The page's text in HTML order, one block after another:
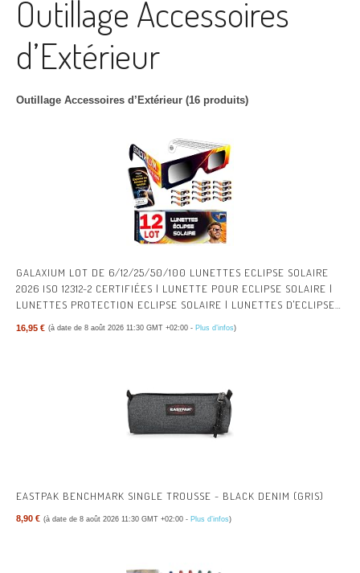
Outillage Accessoires
d’Extérieur
Outillage Accessoires d’Extérieur (16 produits)
GALAXIUM LOT DE 6/12/25/50/100 LUNETTES ECLIPSE SOLAIRE
2026 ISO 12312-2 CERTIFIÉES | LUNETTE POUR ECLIPSE SOLAIRE |
LUNETTES PROTECTION ECLIPSE SOLAIRE | LUNETTES D'ECLIPSE
SOLAIRE
16,95 € (à date de 8 août 2026 11:30 GMT +02:00 - Plus d’infos)
EASTPAK BENCHMARK SINGLE TROUSSE - BLACK DENIM (GRIS)
8,90 € (à date de 8 août 2026 11:30 GMT +02:00 - Plus d’infos)